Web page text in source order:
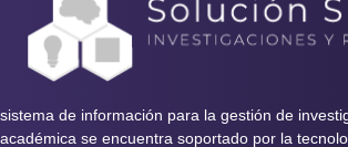
sistema de información para la gestión de
académica se encuentra soportado por la